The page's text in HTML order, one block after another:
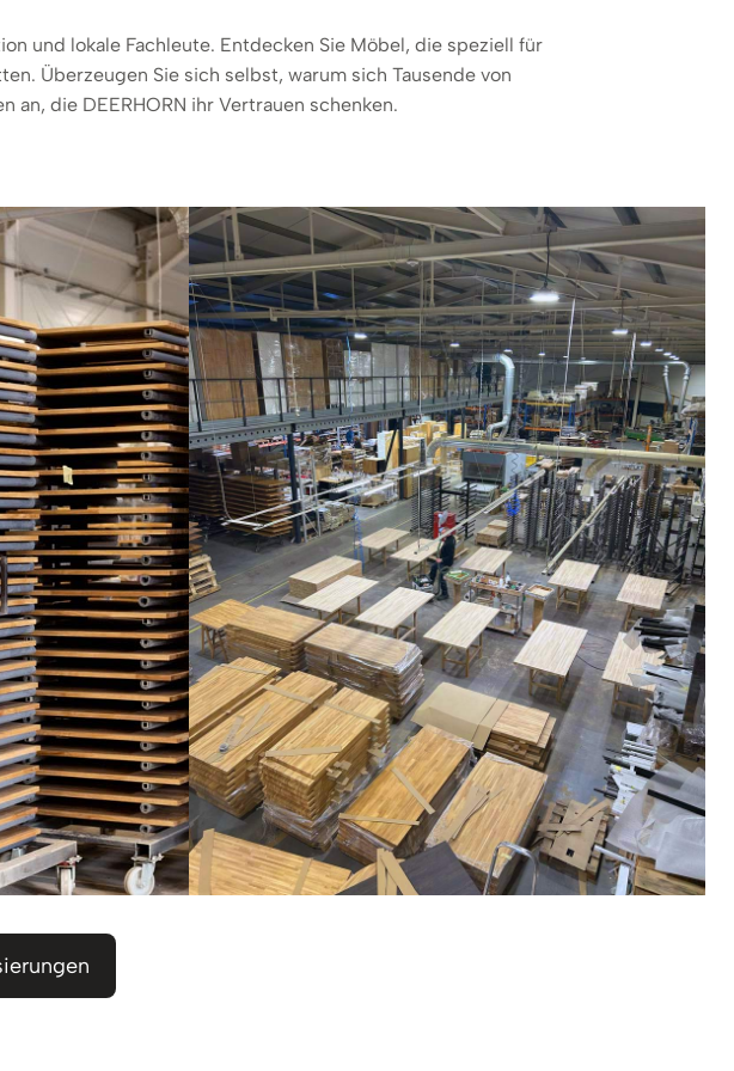
und lokale Fachleute. Entdecken Sie Möbel, die speziell für
Überzeugen Sie sich selbst, warum sich Tausende von
die DEERHORN ihr Vertrauen schenken.